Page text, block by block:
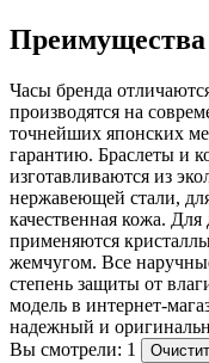
Преимущества
Часы бренда
производятся на
точнейших японских
гарантию. Браслеты и
изготавливаются из
нержавеющей стали,
качественная кожа.
применяются
жемчугом. Все
степень защиты от
модель в интернет-
надежный и
Вы смотрели: 1